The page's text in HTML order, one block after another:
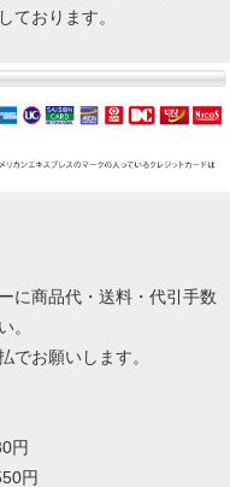
ております。
に商品代・送料・代引手数
。
でお願いします。
円
円